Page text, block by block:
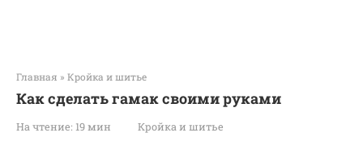
Главная » Кройка и шитье
Как сделать гамак своими руками
На чтение: 19 мин Кройка и шитье